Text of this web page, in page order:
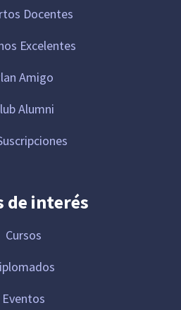
Docentes
Excelentes
Amigo
Alumni
de interés
Cursos
Eventos